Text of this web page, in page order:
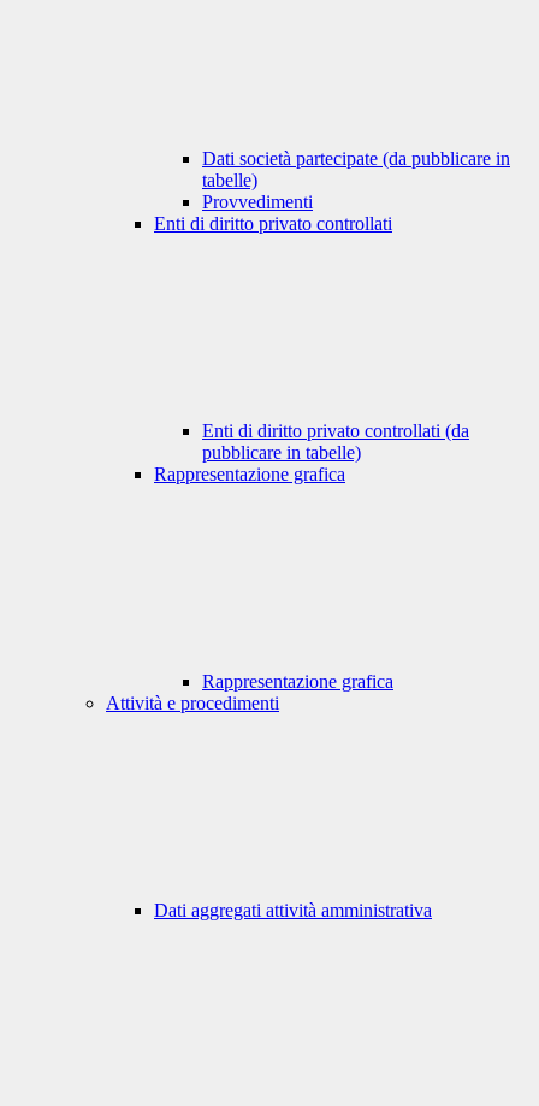
Dati società partecipate (da pubblicare in
tabelle)
Provvedimenti
Enti di diritto privato controllati
Enti di diritto privato controllati (da
pubblicare in tabelle)
Rappresentazione grafica
Rappresentazione grafica
Attività e procedimenti
Dati aggregati attività amministrativa